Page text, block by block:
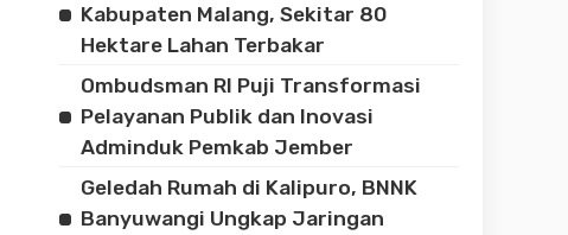
Kabupaten Malang, Sekitar 80
Hektare Lahan Terbakar
Ombudsman RI Puji Transformasi
Pelayanan Publik dan Inovasi
Adminduk Pemkab Jember
Geledah Rumah di Kalipuro, BNNK
Banyuwangi Ungkap Jaringan